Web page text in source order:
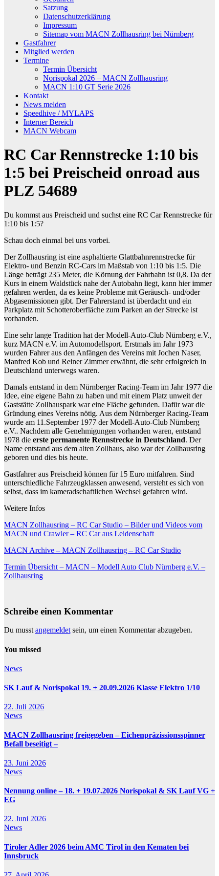
Satzung
Datenschutzerklärung
Impressum
Sitemap vom MACN Zollhausring bei Nürnberg
Gastfahrer
Mitglied werden
Termine
Termin Übersicht
Norispokal 2026 – MACN Zollhausring
MACN 1:10 GT Serie 2026
Kontakt
News melden
Speedhive / MYLAPS
Interner Bereich
MACN Webcam
RC Car Rennstrecke 1:10 bis
1:5 bei Preischeid onroad aus
PLZ 54689
Du kommst aus Preischeid und suchst eine RC Car Rennstrecke für
1:10 bis 1:5?
Schau doch einmal bei uns vorbei.
Der Zollhausring ist eine asphaltierte Glattbahnrennstrecke für
Elektro- und Benzin RC-Cars im Maßstab von 1:10 bis 1:5. Die
Länge beträgt 235 Meter, die Körnung der Fahrbahn ist 0,8. Da der
Kurs in einem Waldstück nahe der Autobahn liegt, kann hier immer
gefahren werden, da es keine Probleme mit Geräusch- und/oder
Abgasemissionen gibt. Der Fahrerstand ist überdacht und ein
Parkplatz mit Schotteroberfläche zum Parken an der Strecke ist
vorhanden.
Eine sehr lange Tradition hat der Modell-Auto-Club Nürnberg e.V.,
kurz MACN e.V. im Automodellsport. Erstmals im Jahr 1973
wurden Fahrer aus den Anfängen des Vereins mit Jochen Naser,
Manfred Kob und Reiner Zimmer erwähnt, die sehr erfolgreich in
Deutschland unterwegs waren.
Damals entstand in dem Nürnberger Racing-Team im Jahr 1977 die
Idee, eine eigene Bahn zu haben und mit einem Platz unweit der
Gaststätte Zollhauspark war eine Fläche gefunden. Dafür war die
Gründung eines Vereins nötig. Aus dem Nürnberger Racing-Team
wurde am 11.September 1977 der Modell-Auto-Club Nürnberg
e.V.. Nachdem alle Genehmigungen vorhanden waren, entstand
1978 die erste permanente Rennstrecke in Deutschland. Der
Name entstand aus dem alten Zollhaus, also war der Zollhausring
geboren und dies bis heute.
Gastfahrer aus Preischeid können für 15 Euro mitfahren. Sind
unterschiedliche Fahrzeugklassen anwesend, versteht es sich von
selbst, dass im kameradschaftlichen Wechsel gefahren wird.
Weitere Infos
MACN Zollhausring – RC Car Studio – Bilder und Videos vom
MACN und Crawler – RC Car aus Leidenschaft
MACN Archive – MACN Zollhausring – RC Car Studio
Termin Übersicht – MACN – Modell Auto Club Nürnberg e.V. –
Zollhausring
Schreibe einen Kommentar
Du musst angemeldet sein, um einen Kommentar abzugeben.
You missed
News
SK Lauf & Norispokal 19. + 20.09.2026 Klasse Elektro 1/10
22. Juli 2026
News
MACN Zollhausring freigegeben – Eichenpräzissionsspinner
Befall beseitigt –
23. Juni 2026
News
Nennung online – 18. + 19.07.2026 Norispokal & SK Lauf VG +
EG
22. Juni 2026
News
Tiroler Adler 2026 beim AMC Tirol in den Kematen bei
Innsbruck